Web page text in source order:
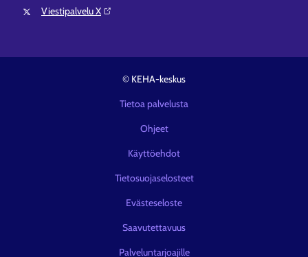
Viestipalvelu X⁠
© KEHA-keskus
Tietoa palvelusta
Ohjeet
Käyttöehdot
Tietosuojaselosteet
Evästeseloste
Saavutettavuus
Palveluntarjoajille